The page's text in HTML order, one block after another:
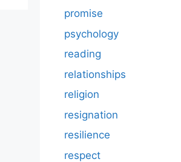
promise
psychology
reading
relationships
religion
resignation
resilience
respect